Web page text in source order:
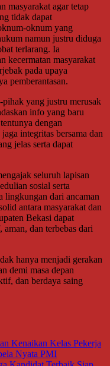
masyarakat agar tetap
tidak dapat
oknum yang
namun justru diduga
terlarang. Ia
kecermatan masyarakat
pada upaya
pemberantasan.
yang justru merusak
info yang baru
dengan
integritas bersama dan
jelas serta dapat
seluruh lapisan
sosial serta
lingkungan dari ancaman
antara masyarakat dan
Bekasi dapat
dan terbebas dari
hanya menjadi gerakan
demi masa depan
dan berdaya saing
Kenaikan Kelas Pekerja
Nyata PMI